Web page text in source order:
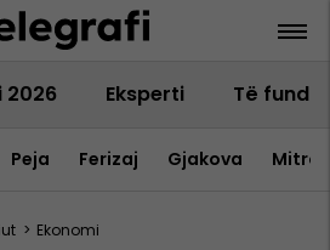
2026 Eksperti Të fundit
Peja Ferizaj Gjakova
> Ekonomi